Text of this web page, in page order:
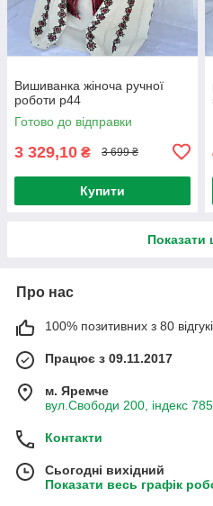
Вишиванка жіноча ручної
роботи р44
Готово до відправки
3 329,10 ₴ 3 699 ₴
Купити
Показати
Про нас
100% позитивних з 80
Працює з 09.11.2017
м. Яремче
вул.Свободи 200, індекс
Контакти
Сьогодні вихідний
Показати весь графік